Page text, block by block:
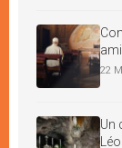
22
Un